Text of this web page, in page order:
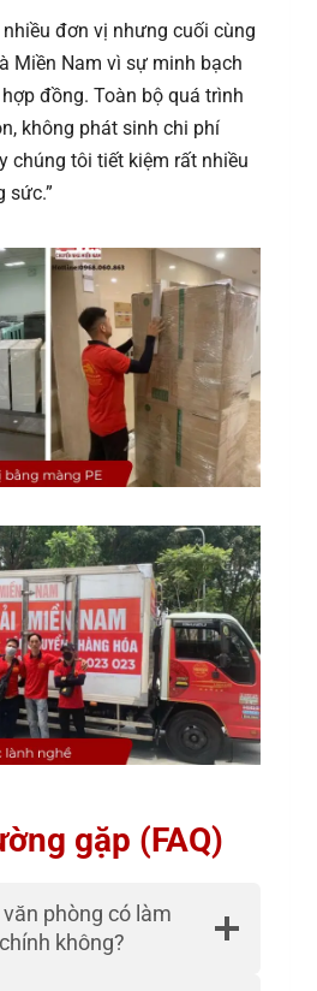
đơn vị nhưng cuối cùng
Miền Nam vì sự minh bạch
đồng. Toàn bộ quá trình
không phát sinh chi phí
chúng tôi tiết kiệm rất nhiều
sức.”
gặp (FAQ)
phòng có làm
không?